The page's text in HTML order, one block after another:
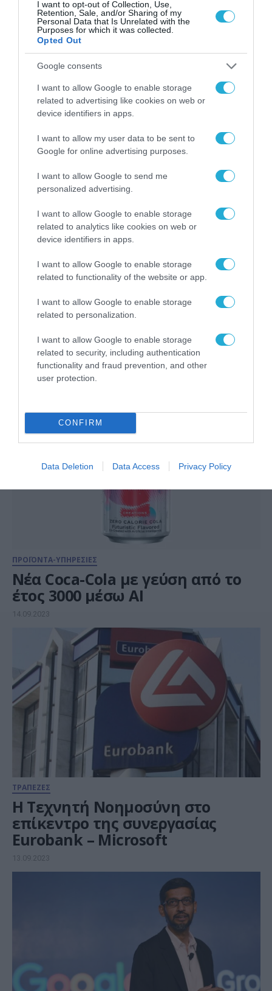
I want to opt-out of Collection, Use,
Retention, Sale, and/or Sharing of my
Personal Data that Is Unrelated with the
Purposes for which it was collected.
Opted Out
Google consents
I want to allow Google to enable storage
related to advertising like cookies on web or
device identifiers in apps.
I want to allow my user data to be sent to
Google for online advertising purposes.
I want to allow Google to send me
personalized advertising.
I want to allow Google to enable storage
related to analytics like cookies on web or
device identifiers in apps.
I want to allow Google to enable storage
related to functionality of the website or app.
I want to allow Google to enable storage
related to personalization.
I want to allow Google to enable storage
related to security, including authentication
functionality and fraud prevention, and other
user protection.
CONFIRM
Data Deletion Data Access Privacy Policy
ΧΡΗΜΑΤΟΔΟΤΗΣΕΙΣ
GE HealthCare: Έλαβε 44
εκατομμύρια δολάρια
επιχορήγηση για την ανάπτυξη
εφαρμογών υπερήχων με
τεχνητή νοημοσύνη
22.09.2023
ΤΕΧΝΟΛΟΓΙΕΣ
Το AI Chatbot της Google μπορεί
πλέον να “μιλήσει” με το Gmail
και το Drive
ΠΡΟΪΟΝΤΑ-ΥΠΗΡΕΣΙΕΣ
Νέα Coca-Cola με γεύση από το
έτος 3000 μέσω AI
14.09.2023
ΤΡΑΠΕΖΕΣ
Η Τεχνητή Νοημοσύνη στο
επίκεντρο της συνεργασίας
Eurobank – Microsoft
13.09.2023